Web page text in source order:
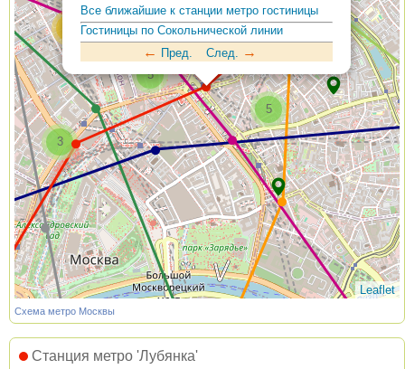
3
5
5
Все ближайшие к станции метро гостиницы
Гостиницы по Сокольнической линии
← Пред. След. →
Leaflet
Схема метро Москвы
Станция метро 'Лубянка'